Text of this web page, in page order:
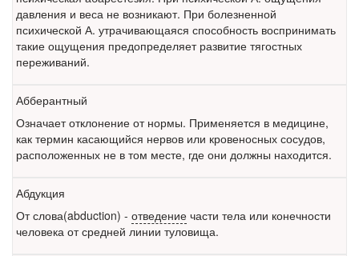
рассмотрение. Суть его
заключается в
нахождении одного из
бесплатно, в течении всего срока лечения...
давления и веса не возникают. При болезненной
психической А. утрачивающаяся способность воспринимать
такие ощущения предопределяет развитие тягостных
переживаний.
Абберантный
Означает отклонение от нормы. Применяется в медицине,
как термин касающийся нервов или кровеносных сосудов,
расположенных не в том месте, где они должны находится.
Абдукция
От слова(abduction) - отведение части тела или конечности
человека от средней линии туловища.